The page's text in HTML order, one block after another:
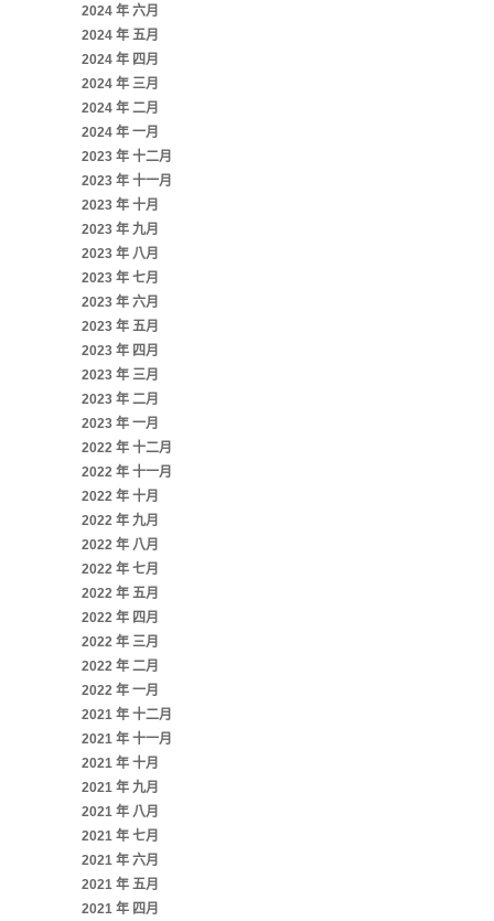
2024 年 六月
2024 年 五月
2024 年 四月
2024 年 三月
2024 年 二月
2024 年 一月
2023 年 十二月
2023 年 十一月
2023 年 十月
2023 年 九月
2023 年 八月
2023 年 七月
2023 年 六月
2023 年 五月
2023 年 四月
2023 年 三月
2023 年 二月
2023 年 一月
2022 年 十二月
2022 年 十一月
2022 年 十月
2022 年 九月
2022 年 八月
2022 年 七月
2022 年 五月
2022 年 四月
2022 年 三月
2022 年 二月
2022 年 一月
2021 年 十二月
2021 年 十一月
2021 年 十月
2021 年 九月
2021 年 八月
2021 年 七月
2021 年 六月
2021 年 五月
2021 年 四月